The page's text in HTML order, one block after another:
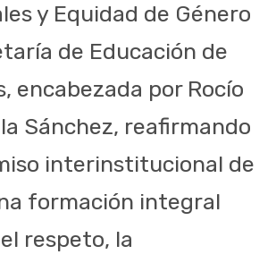
y Equidad de Género
de Educación de
encabezada por Rocío
Sánchez, reafirmando
interinstitucional de
formación integral
respeto, la